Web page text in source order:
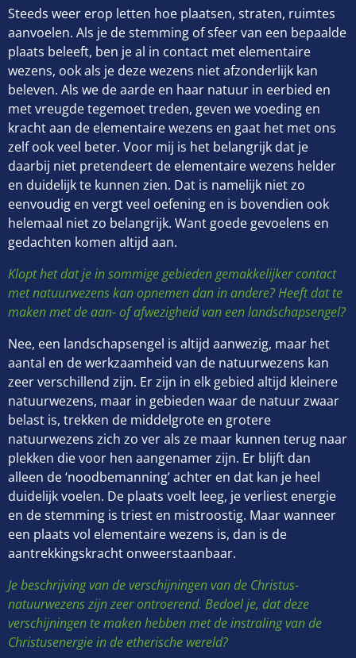
Steeds weer erop letten hoe plaatsen, straten, ruimtes
aanvoelen. Als je de stemming of sfeer van een bepaalde
plaats beleeft, ben je al in contact met elementaire
wezens, ook als je deze wezens niet afzonderlijk kan
beleven. Als we de aarde en haar natuur in eerbied en
met vreugde tegemoet treden, geven we voeding en
kracht aan de elementaire wezens en gaat het met ons
zelf ook veel beter. Voor mij is het belangrijk dat je
daarbij niet pretendeert de elementaire wezens helder
en duidelijk te kunnen zien. Dat is namelijk niet zo
eenvoudig en vergt veel oefening en is bovendien ook
helemaal niet zo belangrijk. Want goede gevoelens en
gedachten komen altijd aan.
Klopt het dat je in sommige gebieden gemakkelijker contact
met natuurwezens kan opnemen dan in andere? Heeft dat te
maken met de aan- of afwezigheid van een landschapsengel?
Nee, een landschapsengel is altijd aanwezig, maar het
aantal en de werkzaamheid van de natuurwezens kan
zeer verschillend zijn. Er zijn in elk gebied altijd kleinere
natuurwezens, maar in gebieden waar de natuur zwaar
belast is, trekken de middelgrote en grotere
natuurwezens zich zo ver als ze maar kunnen terug naar
plekken die voor hen aangenamer zijn. Er blijft dan
alleen de ‘noodbemanning’ achter en dat kan je heel
duidelijk voelen. De plaats voelt leeg, je verliest energie
en de stemming is triest en mistroostig. Maar wanneer
een plaats vol elementaire wezens is, dan is de
aantrekkingskracht onweerstaanbaar.
Je beschrijving van de verschijningen van de Christus-
natuurwezens zijn zeer ontroerend. Bedoel je, dat deze
verschijningen te maken hebben met de instraling van de
Christusenergie in de etherische wereld?